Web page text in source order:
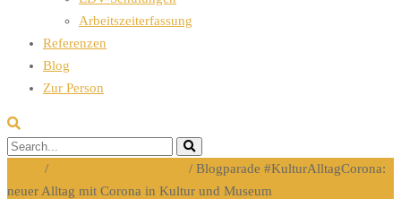
Arbeitszeiterfassung
Referenzen
Blog
Zur Person
/ / Blogparade #KulturAlltagCorona:
neuer Alltag mit Corona in Kultur und Museum